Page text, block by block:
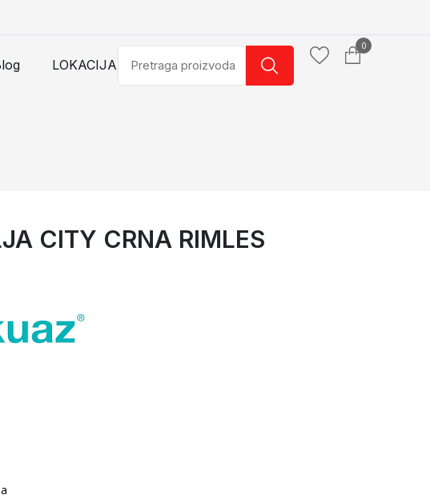
LOKACIJA
0
CITY CRNA RIMLES